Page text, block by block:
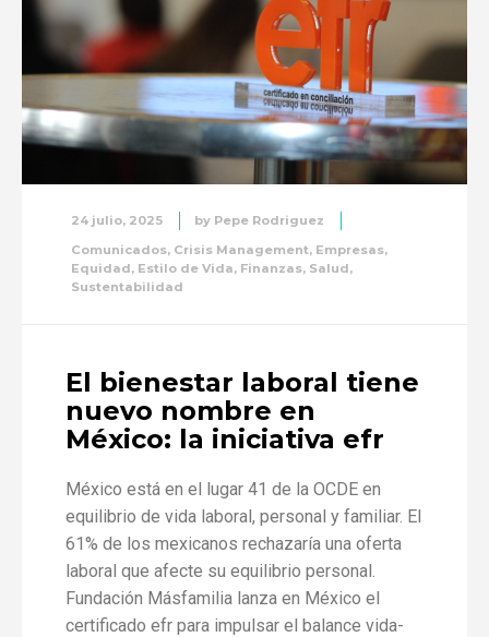
24 julio, 2025 by Pepe Rodriguez
Comunicados, Crisis Management, Empresas,
Equidad, Estilo de Vida, Finanzas, Salud,
Sustentabilidad
El bienestar laboral tiene
nuevo nombre en
México: la iniciativa efr
México está en el lugar 41 de la OCDE en
equilibrio de vida laboral, personal y familiar. El
61% de los mexicanos rechazaría una oferta
laboral que afecte su equilibrio personal.
Fundación Másfamilia lanza en México el
certificado efr para impulsar el balance vida-